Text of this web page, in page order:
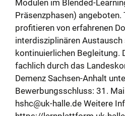
Modulen im Blended-
Präsenzphasen) angeboten.
profitieren von erfahrenen
interdisziplinären Austausch
kontinuierlichen Begleitung.
fachlich durch das
Demenz Sachsen-Anhalt
Bewerbungsschluss: 31.
hshc@uk-halle.de Weitere